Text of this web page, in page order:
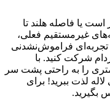
است یا فاصله هلند تا
غیرمستقیم فعلی،
تجربه‌ای فراموش‌نشدنی
شرکت کنید. با
دقیق، این فاصله ۴۰۷۰ کیلومتری را به راحتی پشت سر
لذت ببرید! برای
بگیرید.